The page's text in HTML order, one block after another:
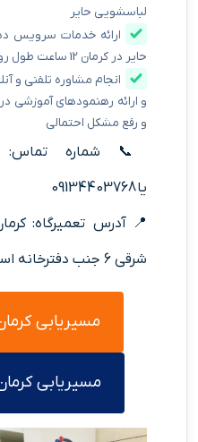
لباسشویی حایر
ارائه خدمات سرویس
حایر در کرمان 12 ساعت طول روز
انجام مشاوره تلفنی و
و ارائه رهنمودهای آموزشی
و رفع مشکل احتمالی
یا 09134403768
📍 آدرس تعمیرگاه:
شرقی 6 جنب دفترخانه اسناد رسمی
مسیریابی
مسیریابی